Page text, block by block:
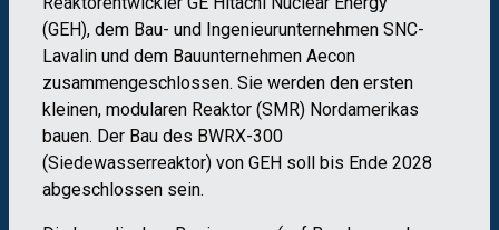
(GEH), dem Bau- und Ingenieurunternehmen SNC-
Lavalin und dem Bauunternehmen Aecon
zusammengeschlossen. Sie werden den ersten
kleinen, modularen Reaktor (SMR) Nordamerikas
bauen. Der Bau des BWRX-300
(Siedewasserreaktor) von GEH soll bis Ende 2028
abgeschlossen sein.